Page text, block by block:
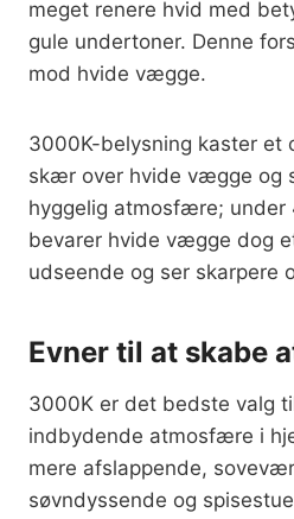
meget renere hvid med
gule undertoner. Denne
mod hvide vægge.
3000K-belysning kaster et
skær over hvide vægge og
hyggelig atmosfære; under
bevarer hvide vægge dog
udseende og ser skarpere
Evner til at skabe
3000K er det bedste valg
indbydende atmosfære i
mere afslappende,
søvndyssende og